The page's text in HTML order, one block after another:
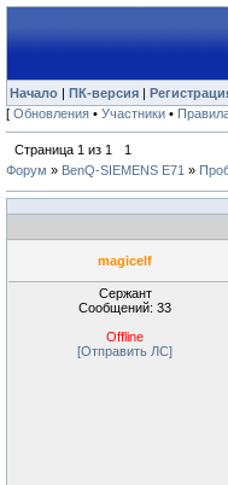
Начало | ПК-версия |
[ Обновления • Участники •
Страница 1 из 1
1
Форум » BenQ-SIEMENS E71 »
magicelf
Сержант
Сообщений: 33
Offline
[Отправить ЛС]